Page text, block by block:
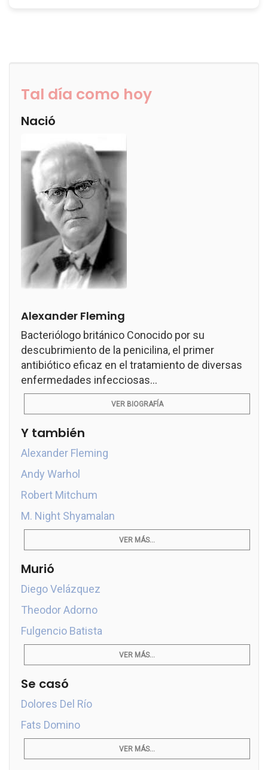
Tal día como hoy
Nació
Alexander Fleming
Bacteriólogo británico Conocido por su
descubrimiento de la penicilina, el primer
antibiótico eficaz en el tratamiento de diversas
enfermedades infecciosas...
VER BIOGRAFÍA
Y también
Alexander Fleming
Andy Warhol
Robert Mitchum
M. Night Shyamalan
VER MÁS...
Murió
Diego Velázquez
Theodor Adorno
Fulgencio Batista
VER MÁS...
Se casó
Dolores Del Río
Fats Domino
VER MÁS...